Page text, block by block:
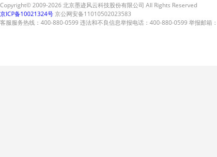
Copyright© 2009-2026 北京墨迹风云科技股份有限公司 All Rights Reserved
京ICP备10021324号京公网安备11010502023583
客服服务热线：400-880-0599 违法和不良信息举报电话：400-880-0599 举报邮箱